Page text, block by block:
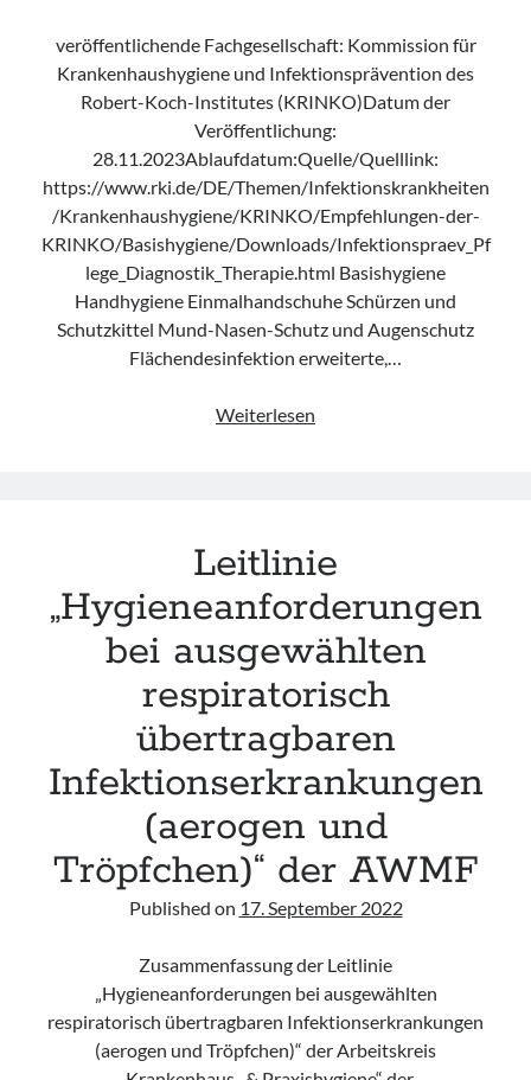
veröffentlichende Fachgesellschaft: Kommission für
Krankenhaushygiene und Infektionsprävention des
Robert-Koch-Institutes (KRINKO)Datum der
Veröffentlichung:
28.11.2023Ablaufdatum:Quelle/Quelllink:
https://www.rki.de/DE/Themen/Infektionskrankheiten
/Krankenhaushygiene/KRINKO/Empfehlungen-der-
KRINKO/Basishygiene/Downloads/Infektionspraev_Pf
lege_Diagnostik_Therapie.html Basishygiene
Handhygiene Einmalhandschuhe Schürzen und
Schutzkittel Mund-Nasen-Schutz und Augenschutz
Flächendesinfektion erweiterte,…
Weiterlesen
und
Behandlung
von
Patienten
mit
übertragbaren
der
KRINKO
(Update
2023)
Leitlinie
„Hygieneanforderungen
bei ausgewählten
respiratorisch
übertragbaren
Infektionserkrankungen
(aerogen und
Tröpfchen)“ der AWMF
Published on 17. September 2022
Zusammenfassung der Leitlinie
„Hygieneanforderungen bei ausgewählten
respiratorisch übertragbaren Infektionserkrankungen
(aerogen und Tröpfchen)“ der Arbeitskreis